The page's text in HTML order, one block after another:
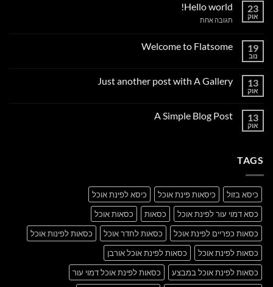
23
אוק
Hello world!
תגובה אחתעל
19
נוב
Welcome to Flatsome
Welcome
13
אוק
Just another post with A Gallery
Just
13
אוק
A Simple Blog Post
TAGS
כיסא בזול כיסאות פינת אוכל
כיסא לפינת אוכל
כסא דמוי עור לפינת אוכל
כסאות
כסאות אוכל
כסאות כפריים לפינת אוכל
כסאות לחדר אוכל
כסאות לפינות אוכל
כסאות לפינת אוכל
כסאות לפינת אוכל אורבן
כסאות לפינת אוכל במבצע
כסאות לפינת אוכל דמוי עור